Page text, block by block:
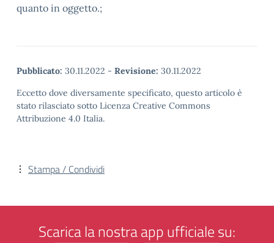
quanto in oggetto.;
Pubblicato: 30.11.2022 - Revisione: 30.11.2022
Eccetto dove diversamente specificato, questo articolo è
stato rilasciato sotto Licenza Creative Commons
Attribuzione 4.0 Italia.
Stampa / Condividi
Scarica la nostra app ufficiale su: